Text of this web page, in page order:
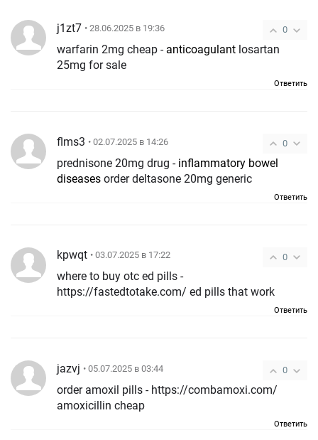
0
j1zt7 • 28.06.2025 в 19:36
warfarin 2mg cheap - anticoagulant
25mg for sale
Ответить
0
flms3 • 02.07.2025 в 14:26
prednisone 20mg drug - inflammatory bowel
diseases order deltasone 20mg generic
Ответить
0
kpwqt • 03.07.2025 в 17:22
where to buy otc ed pills -
https://fastedtotake.com/ ed pills that work
Ответить
0
jazvj • 05.07.2025 в 03:44
order amoxil pills - https://combamoxi.com/
amoxicillin cheap
Ответить